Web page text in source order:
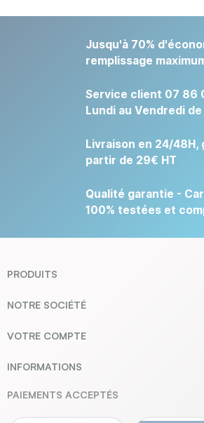
Jusqu'à 70%
remplissage
Service client 07 86
Lundi au Vendredi de
Livraison en 24/48H,
partir de 29€ HT
Qualité garantie -
100% testées et
PRODUITS
NOTRE SOCIÉTÉ
VOTRE COMPTE
INFORMATIONS
PAIEMENTS ACCEPTÉS